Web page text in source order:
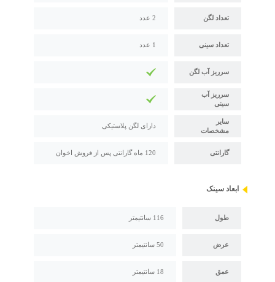
تعداد لگن 2 عدد
تعداد سینی 1 عدد
سرریز آب لگن
سرریز آب
سینی
سایر
مشخصات
دارای لگن پلاستیکی
گارانتی 120 ماه گارانتی پس از فروش اخوان
ابعاد سینک
طول 116 سانتیمتر
عرض 50 سانتیمتر
عمق 18 سانتیمتر